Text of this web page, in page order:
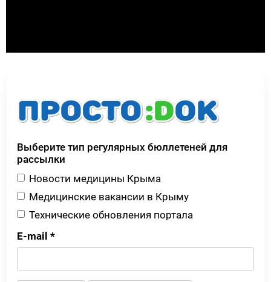
Выберите тип регулярных бюллетеней для
рассылки
Новости медицины Крыма
Медицинские вакансии в Крыму
Технические обновления портала
E-mail *